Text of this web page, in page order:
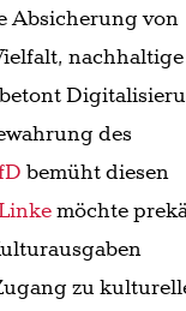
Absicherung von
nachhaltige
betont
des
bemüht diesen
möchte
zu